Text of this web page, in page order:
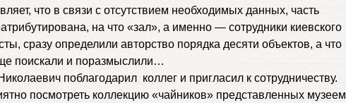
что в связи с отсутствием необходимых данных, часть
на что «зал», а именно — сотрудники киевского
сразу определили авторство порядка десяти объектов, а что
поискали и поразмыслили…
поблагодарил коллег и пригласил к сотрудничеству.
посмотреть коллекцию «чайников» представленных музеем